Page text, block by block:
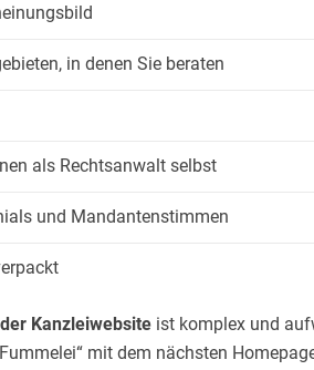
in denen Sie beraten
als Rechtsanwalt selbst
und Mandantenstimmen
Kanzleiwebsite ist komplex und
mit dem nächsten